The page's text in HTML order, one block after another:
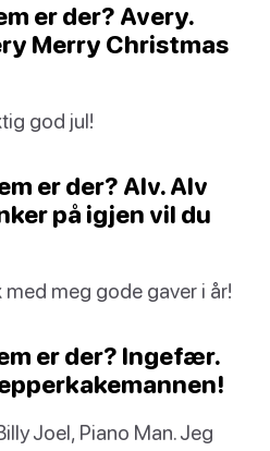
er der? Avery.
Merry Christmas
god jul!
er der? Alv. Alv
på igjen vil du
meg gode gaver i år!
er der? Ingefær.
Joel, Piano Man. Jeg